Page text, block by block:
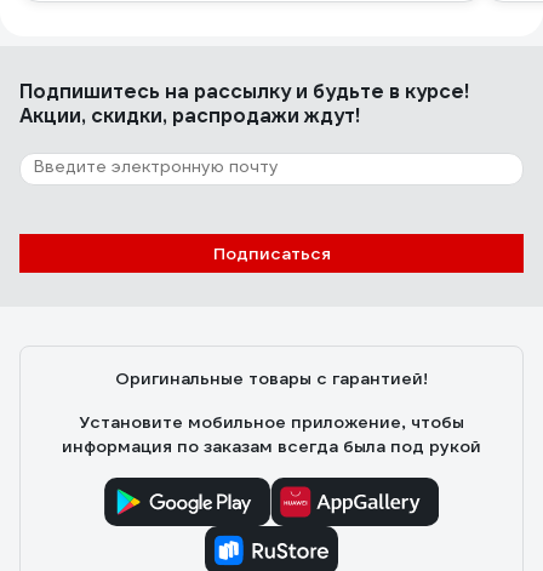
Подпишитесь на рассылкуи будьте в курсе!
Акции, скидки, распродажи ждут!
Подписаться
Оригинальные товары с гарантией!
Установите мобильное приложение, чтобы
информация по заказам всегда была под рукой